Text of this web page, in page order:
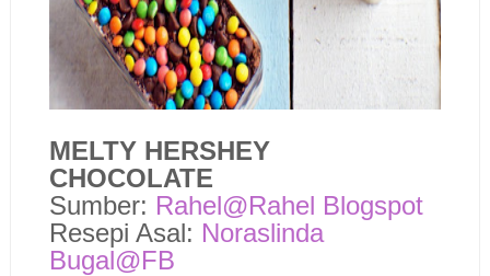
MELTY HERSHEY
CHOCOLATE
Sumber: Rahel@Rahel Blogspot
Resepi Asal: Noraslinda
Bugal@FB